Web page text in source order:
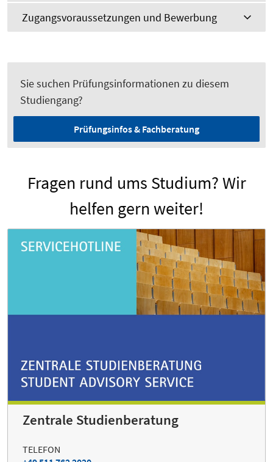
Zugangsvoraussetzungen und Bewerbung
Sie suchen Prüfungsinformationen zu diesem
Studiengang?
Prüfungsinfos & Fachberatung
Fragen rund ums Studium? Wir
helfen gern weiter!
Zentrale Studienberatung
TELEFON